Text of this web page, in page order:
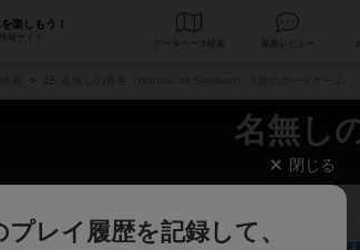
楽しもう！
報サイト
データベース
名無し
閉じる
レイ履歴を記録して、